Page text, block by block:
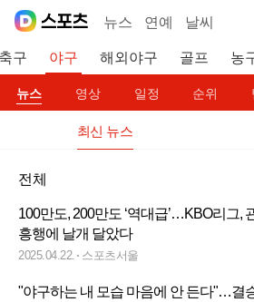
뉴스 연예 날씨
구 야구 해외야구 골프 농
뉴스 영상 일정 순위
최신 뉴스
전체
100만도, 200만도 ‘역대급’…KBO리그,
흥행에 날개 달았다
2025.04.22. 스포츠서울
"야구하는 내 모습 마음에 안 든다"…결